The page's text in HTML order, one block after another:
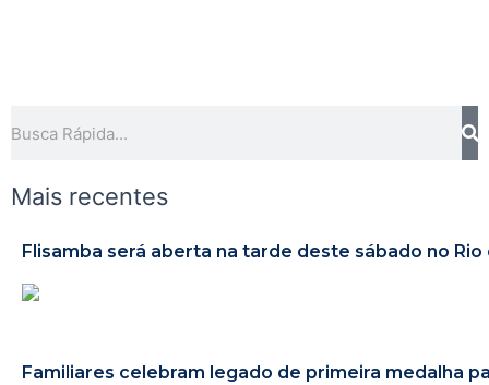
Mais recentes
Flisamba será aberta na tarde deste sábado no Rio
Familiares celebram legado de primeira medalha